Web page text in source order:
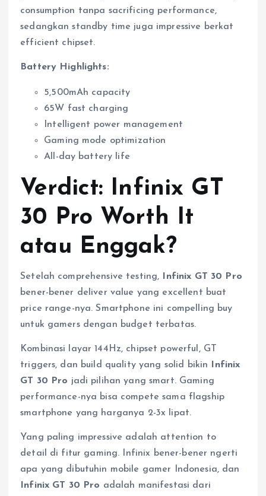
consumption tanpa sacrificing performance,
sedangkan standby time juga impressive berkat
efficient chipset.
Battery Highlights:
5,500mAh capacity
65W fast charging
Intelligent power management
Gaming mode optimization
All-day battery life
Verdict: Infinix GT
30 Pro Worth It
atau Enggak?
Setelah comprehensive testing, Infinix GT 30 Pro
bener-bener deliver value yang excellent buat
price range-nya. Smartphone ini compelling buy
untuk gamers dengan budget terbatas.
Kombinasi layar 144Hz, chipset powerful, GT
triggers, dan build quality yang solid bikin Infinix
GT 30 Pro jadi pilihan yang smart. Gaming
performance-nya bisa compete sama flagship
smartphone yang harganya 2-3x lipat.
Yang paling impressive adalah attention to
detail di fitur gaming. Infinix bener-bener ngerti
apa yang dibutuhin mobile gamer Indonesia, dan
Infinix GT 30 Pro adalah manifestasi dari